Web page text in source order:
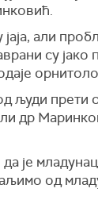
али
су
људи прети
др
је
од